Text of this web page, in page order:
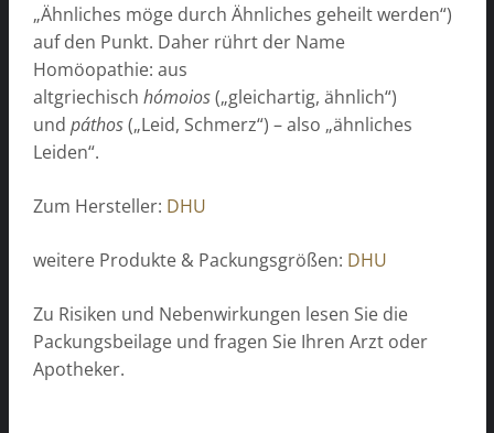
„Ähnliches möge durch Ähnliches geheilt werden“)
auf den Punkt. Daher rührt der Name
Homöopathie: aus
altgriechisch hómoios(„gleichartig, ähnlich“)
und páthos(„Leid, Schmerz“) – also „ähnliches
Leiden“.
Zum Hersteller: DHU
weitere Produkte & Packungsgrößen: DHU
Zu Risiken und Nebenwirkungen lesen Sie die
Packungsbeilage und fragen Sie Ihren Arzt oder
Apotheker.